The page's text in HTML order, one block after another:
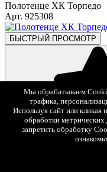
Полотенце ХК Торпедо
Арт. 925308
БЫСТРЫЙ ПРОСМОТР
Мы обрабатываем
трафика,
Используя сайт или кликая
обработки
запретить обработку